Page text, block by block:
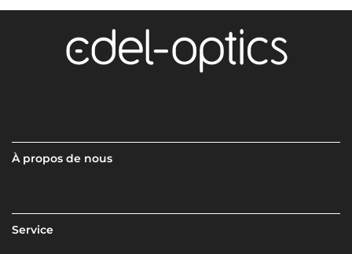
À propos de nous
Service